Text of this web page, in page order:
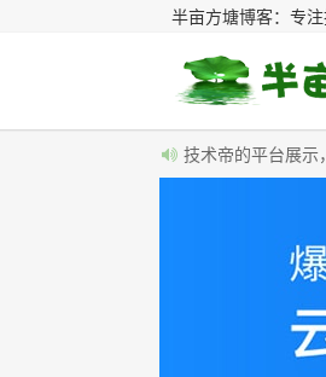
半亩方塘博客：专
技术帝的平台展示